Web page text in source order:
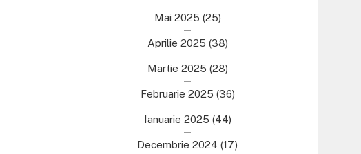
Mai 2025 (25)
Aprilie 2025 (38)
Martie 2025 (28)
Februarie 2025 (36)
Ianuarie 2025 (44)
Decembrie 2024 (17)